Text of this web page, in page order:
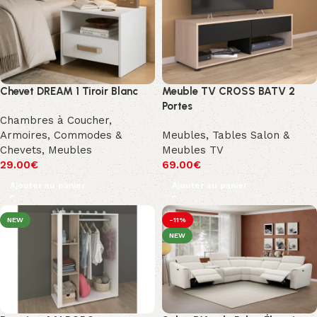
Chevet DREAM 1 Tiroir Blanc
Chambres à Coucher,
Armoires, Commodes &
Chevets, Meubles
29.00€
Ajouter au panier
Meuble TV CROSS BATV 2
Portes
Meubles, Tables Salon &
Meubles TV
69.00€
Ajouter au panier
NEW
-11%
NEW